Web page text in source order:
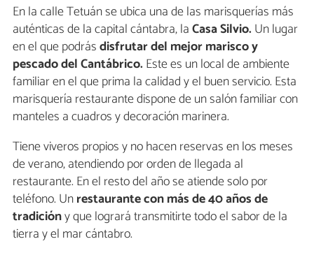
En la calle Tetuán se ubica una de las marisquerías más
auténticas de la capital cántabra, laCasa Silvio.Un lugar
en el que podrásdisfrutar del mejor marisco y
pescado del Cantábrico.Este es un local de ambiente
familiar en el que prima la calidad y el buen servicio. Esta
marisquería restaurante dispone de un salón familiar con
manteles a cuadros y decoración marinera.
Tiene viveros propios y no hacen reservas en los meses
de verano, atendiendo por orden de llegada al
restaurante. En el resto del año se atiende solo por
teléfono. Unrestaurante con más de 40 años de
tradicióny que logrará transmitirte todo el sabor de la
tierra y el mar cántabro.